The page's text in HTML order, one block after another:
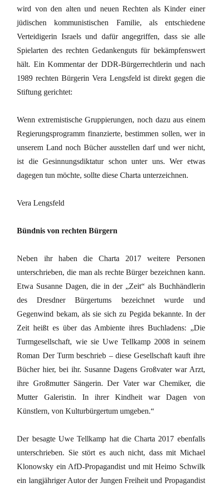
wird von den alten und neuen Rechten als Kinder einer
jüdischen kommunistischen Familie, als entschiedene
Verteidigerin Israels und dafür angegriffen, dass sie alle
Spielarten des rechten Gedankenguts für bekämpfenswert
hält. Ein Kommentar der DDR-Bürgerrechtlerin und nach
1989 rechten Bürgerin Vera Lengsfeld ist direkt gegen die
Stiftung gerichtet:
Wenn extremistische Gruppierungen, noch dazu aus einem
Regierungsprogramm finanzierte, bestimmen sollen, wer in
unserem Land noch Bücher ausstellen darf und wer nicht,
ist die Gesinnungsdiktatur schon unter uns. Wer etwas
dagegen tun möchte, sollte diese Charta unterzeichnen.
Vera Lengsfeld
Bündnis von rechten Bürgern
Neben ihr haben die Charta 2017 weitere Personen
unterschrieben, die man als rechte Bürger bezeichnen kann.
Etwa Susanne Dagen, die in der „Zeit“ als Buchhändlerin
des Dresdner Bürgertums bezeichnet wurde und
Gegenwind bekam, als sie sich zu Pegida bekannte. In der
Zeit heißt es über das Ambiente ihres Buchladens: „Die
Turmgesellschaft, wie sie Uwe Tellkamp 2008 in seinem
Roman Der Turm beschrieb – diese Gesellschaft kauft ihre
Bücher hier, bei ihr. Susanne Dagens Großvater war Arzt,
ihre Großmutter Sängerin. Der Vater war Chemiker, die
Mutter Galeristin. In ihrer Kindheit war Dagen von
Künstlern, von Kulturbürgertum umgeben.“
Der besagte Uwe Tellkamp hat die Charta 2017 ebenfalls
unterschrieben. Sie stört es auch nicht, dass mit Michael
Klonowsky ein AfD-Propagandist und mit Heimo Schwilk
ein langjähriger Autor der Jungen Freiheit und Propagandist